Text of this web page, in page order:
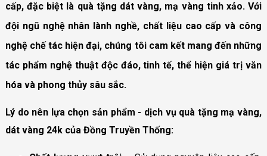
cấp, đặc biệt là quà tặng dát vàng, mạ vàng tinh xảo. Với
đội ngũ nghệ nhân lành nghề, chất liệu cao cấp và công
nghệ chế tác hiện đại, chúng tôi cam kết mang đến những
tác phẩm nghệ thuật độc đáo, tinh tế, thể hiện giá trị văn
hóa và phong thủy sâu sắc.
Lý do nên lựa chọn sản phẩm - dịch vụ quà tặng mạ vàng,
dát vàng 24k của Đồng Truyền Thống: